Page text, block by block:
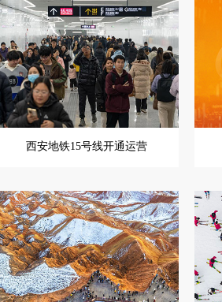
西安地铁15号线开通运营